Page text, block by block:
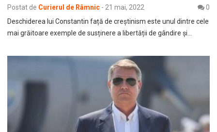
Postat de Curierul de Râmnic - 21 mai, 2022
0
Deschiderea lui Constantin față de creștinism este unul dintre cele
mai grăitoare exemple de susținere a libertății de gândire și…